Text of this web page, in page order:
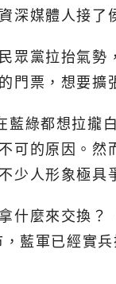
深媒體人接了
眾黨拉抬氣
門票，想要
藍綠都想拉攏
可的原因。
少人形象極具
什麼來交換
藍軍已經實